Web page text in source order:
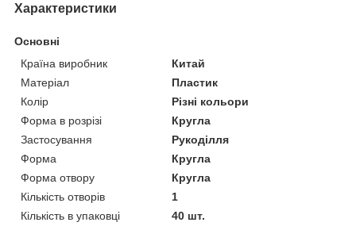
Характеристики
Основні
Країна виробник
Китай
Матеріал
Пластик
Колір
Різні кольори
Форма в розрізі
Кругла
Застосування
Рукоділля
Форма
Кругла
Форма отвору
Кругла
Кількість отворів
1
Кількість в упаковці
40 шт.